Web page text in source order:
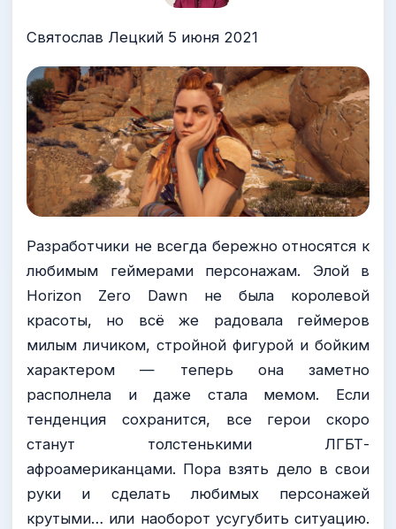
Святослав Лецкий 5 июня 2021
Разработчики не всегда бережно относятся к
любимым геймерами персонажам. Элой в
Horizon Zero Dawn не была королевой
красоты, но всё же радовала геймеров
милым личиком, стройной фигурой и бойким
характером — теперь она заметно
располнела и даже стала мемом. Если
тенденция сохранится, все герои скоро
станут толстенькими ЛГБТ-
афроамериканцами. Пора взять дело в свои
руки и сделать любимых персонажей
крутыми… или наоборот усугубить ситуацию.